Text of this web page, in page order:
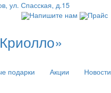
ул. Спасская, д.15
Напишите нам
Прайс
подарки Акции Новости